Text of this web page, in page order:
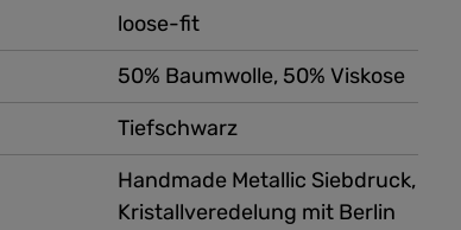
Tiefschwarz
50% Baumwolle, 50% Viskose
loose-fit
Handmade Metallic Siebdruck,
Kristallveredelung mit Berlin